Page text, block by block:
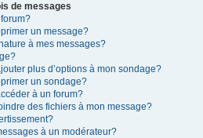
de messages
un message?
à mes messages?
plus d’options à mon sondage?
un sondage?
à un forum?
des fichiers à mon message?
à un modérateur?